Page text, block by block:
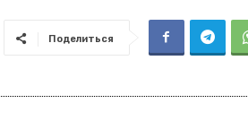
Поделиться